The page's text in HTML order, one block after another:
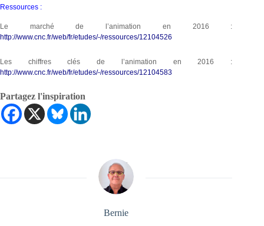
Ressources :
Le marché de l’animation en 2016 :
http://www.cnc.fr/web/fr/etudes/-/ressources/12104526
Les chiffres clés de l’animation en 2016 :
http://www.cnc.fr/web/fr/etudes/-/ressources/12104583
Partagez l'inspiration
Bernie